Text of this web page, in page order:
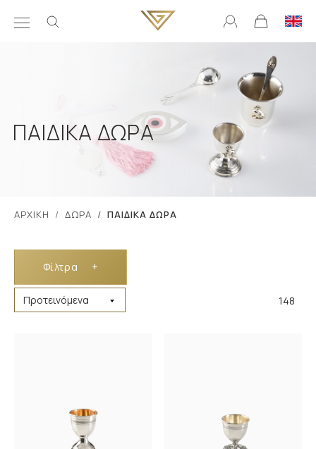
ΠΑΙΔΙΚΑ ΔΩΡΑ
ΑΡΧΙΚΗ ΔΩΡΑ ΠΑΙΔΙΚΑ ΔΩΡΑ
Φίλτρα +
148